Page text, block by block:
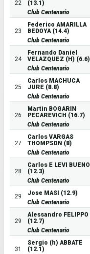
22
(13.1)
Club Centenario
23
Federico AMARILLA
BEDOYA (14.4)
Club Centenario
24
Fernando Daniel
VELAZQUEZ (H) (6.6)
Club Centenario
25
Carlos MACHUCA
JURE (8.8)
Club Centenario
26
Martin BOGARIN
PECAREVICH (16.7)
Club Centenario
27
Carlos VARGAS
THOMPSON (8)
Club Centenario
28
Carlos E LEVI BUENO
(12.3)
Club Centenario
29
Jose MASI (12.9)
Club Centenario
29
Alessandro FELIPPO I
(12.7)
Club Centenario
31
Sergio (h) ABBATE
(12.1)